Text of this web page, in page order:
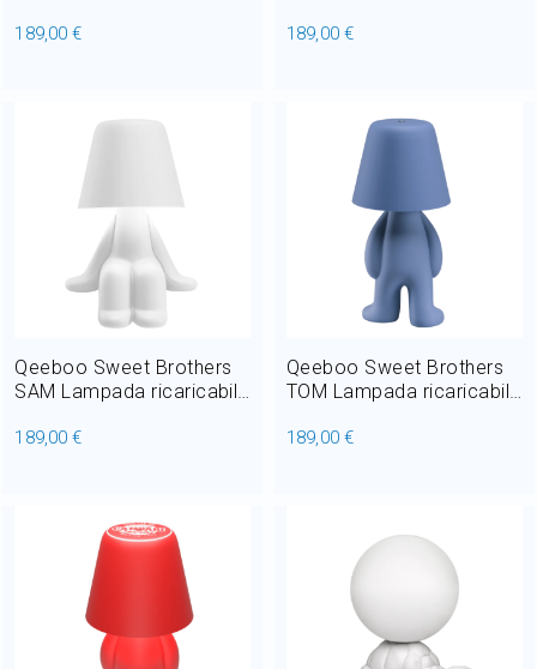
24,5 cm
189,00 €
24,5 cm
189,00 €
Qeeboo Sweet Brothers
SAM Lampada ricaricabile
27,5 cm
189,00 €
Qeeboo Sweet Brothers
TOM Lampada ricaricabile
cm
189,00 €